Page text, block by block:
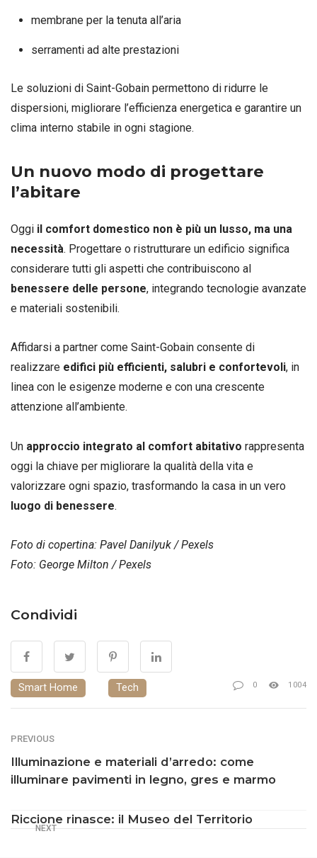
membrane per la tenuta all’aria
serramenti ad alte prestazioni
Le soluzioni di Saint-Gobain permettono di ridurre le
dispersioni, migliorare l’efficienza energetica e garantire un
clima interno stabile in ogni stagione.
Un nuovo modo di progettare
l’abitare
Oggi il comfort domestico non è più un lusso, ma una
necessità. Progettare o ristrutturare un edificio significa
considerare tutti gli aspetti che contribuiscono al
benessere delle persone, integrando tecnologie avanzate
e materiali sostenibili.
Affidarsi a partner come Saint-Gobain consente di
realizzare edifici più efficienti, salubri e confortevoli, in
linea con le esigenze moderne e con una crescente
attenzione all’ambiente.
Un approccio integrato al comfort abitativo rappresenta
oggi la chiave per migliorare la qualità della vita e
valorizzare ogni spazio, trasformando la casa in un vero
luogo di benessere.
Foto di copertina: Pavel Danilyuk / Pexels
Foto: George Milton / Pexels
Condividi
Smart Home Tech 0 1004
PREVIOUS
Illuminazione e materiali d’arredo: come
illuminare pavimenti in legno, gres e marmo
NEXT
Riccione rinasce: il Museo del Territorio